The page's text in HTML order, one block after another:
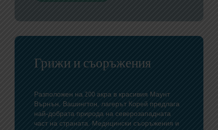
Грижи и съоръжения
Разположен на 200 акра в красивия Маунт
Върнън, Вашингтон, лагерът Корей предлага
най-добрата природа на северозападната
част на страната. Медицински съоръжения и